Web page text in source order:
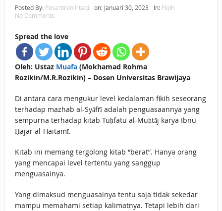
Posted By: Pesantren Irtaqi on: Januari 30, 2023 In: Fiqih
No Comments
Spread the love
Oleh: Ustaz Muafa(Mokhamad Rohma
Rozikin/M.R.Rozikin) – Dosen Universitas Brawijaya
Di antara cara mengukur level kedalaman fikih seseorang
terhadap mazhab al-Syāfi‘ī adalah penguasaannya yang
sempurna terhadap kitab Tuḥfatu al-Muḥtāj karya Ibnu
Ḥajar al-Haitamī.
Kitab ini memang tergolong kitab “berat”. Hanya orang
yang mencapai level tertentu yang sanggup
menguasainya.
Yang dimaksud menguasainya tentu saja tidak sekedar
mampu memahami setiap kalimatnya. Tetapi lebih dari